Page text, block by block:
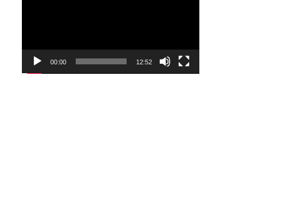
00:00 12:52